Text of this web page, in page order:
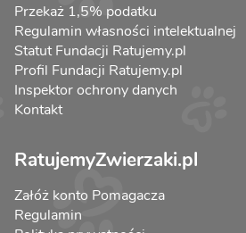
Przekaż 1,5% podatku
Regulamin własności intelektualnej
Statut Fundacji Ratujemy.pl
Profil Fundacji Ratujemy.pl
Inspektor ochrony danych
Kontakt
RatujemyZwierzaki.pl
Załóż konto Pomagacza
Regulamin